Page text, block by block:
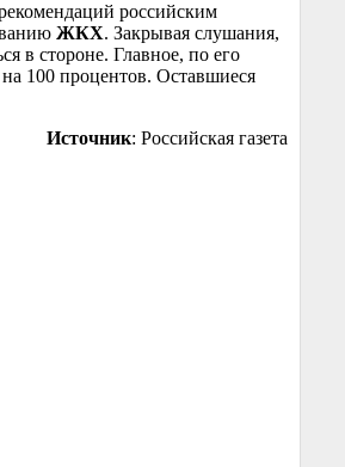
российским
ЖКХ. Закрывая слушания,
в стороне. Главное, по его
100 процентов. Оставшиеся
Источник: Российская газета